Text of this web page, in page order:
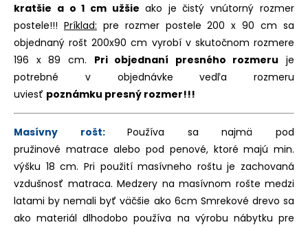
kratšie a o 1 cm užšie ako je čistý vnútorný rozmer
postele!!! Príklad: pre rozmer postele 200 x 90 cm sa
objednaný rošt 200x90 cm vyrobí v skutočnom rozmere
196 x 89 cm. Pri objednaní presného rozmeru je
potrebné v objednávke vedľa rozmeru
uviesť poznámku presný rozmer!!!
Masívny rošt:
Používa sa najmä pod
pružinové matrace alebo pod penové, ktoré majú min.
výšku 18 cm. Pri použití masívneho roštu je zachovaná
vzdušnosť matraca. Medzery na masívnom rošte medzi
latami by nemali byť väčšie ako 6cm Smrekové drevo sa
ako materiál dlhodobo používa na výrobu nábytku pre